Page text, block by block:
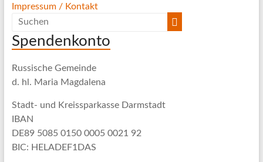
Impressum / Kontakt
Spendenkonto
Russische Gemeinde
d. hl. Maria Magdalena
Stadt- und Kreissparkasse Darmstadt
IBAN
DE89 5085 0150 0005 0021 92
BIC: HELADEF1DAS